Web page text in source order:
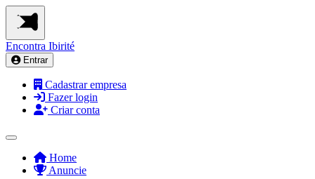
Encontra Ibirité
Entrar
Cadastrar empresa
Fazer login
Criar conta
Home
Anuncie